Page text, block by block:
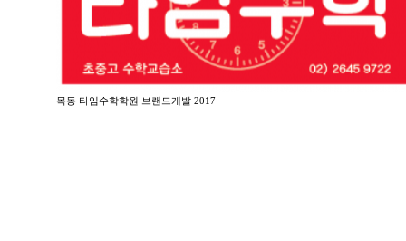
목동 타임수학학원 브랜드개발 2017